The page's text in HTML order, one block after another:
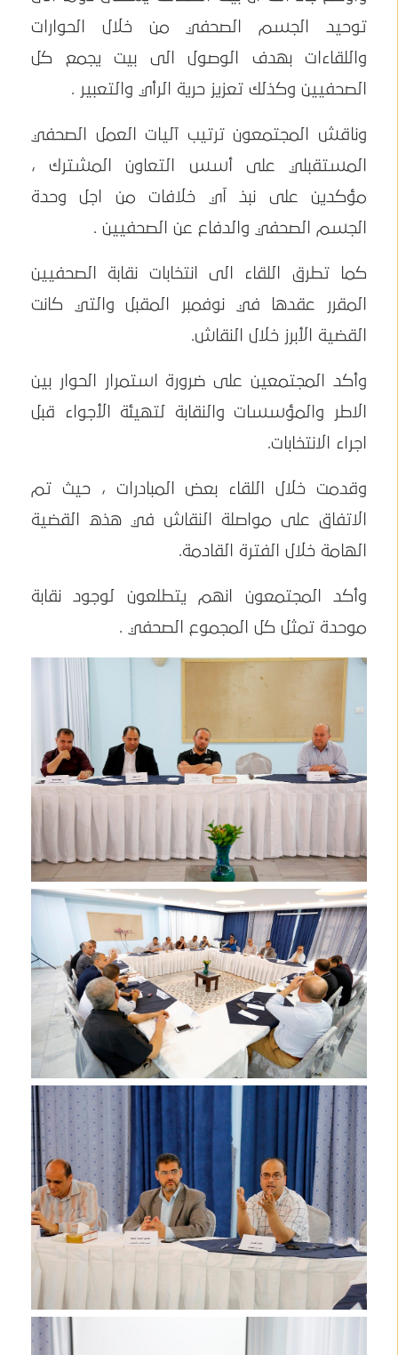
توحيد الجسم الصحفي من خلال الحوارات
واللقاءات بهدف الوصول الى بيت يجمع كل
الصحفيين وكذلك تعزيز حرية الرأي والتعبير .
وناقش المجتمعون ترتيب آليات العمل الصحفي
المستقبلي على أسس التعاون المشترك ،
مؤكدين على نبذ اَي خلافات من اجل وحدة
الجسم الصحفي والدفاع عن الصحفيين .
كما تطرق اللقاء الى انتخابات نقابة الصحفيين
المقرر عقدها في نوفمبر المقبل والتي كانت
القضية الأبرز خلال النقاش.
وأكد المجتمعين على ضرورة استمرار الحوار بين
الاطر والمؤسسات والنقابة لتهيئة الأجواء قبل
اجراء الانتخابات.
وقدمت خلال اللقاء بعض المبادرات ، حيث تم
الاتفاق على مواصلة النقاش في هذه القضية
الهامة خلال الفترة القادمة.
وأكد المجتمعون انهم يتطلعون لوجود نقابة
موحدة تمثل كل المجموع الصحفي .